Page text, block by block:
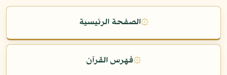
۞الصفحة الرئيسية
۞فهرس القرآن